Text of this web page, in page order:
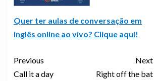
Quer ter aulas de conversação em
inglês online ao vivo? Clique aqui!
Previous
Call it a day
Next
Right off the bat